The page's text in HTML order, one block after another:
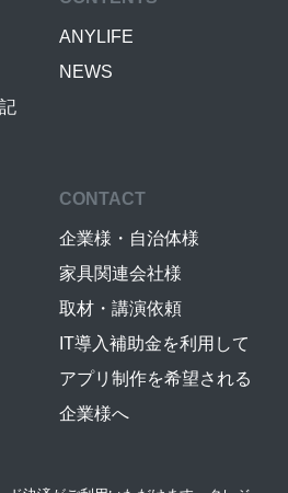
ANYLIFE
NEWS
CONTACT
企業様・自治体様
家具関連会社様
取材・講演依頼
IT導入補助金を利用して
アプリ制作を希望される
企業様へ